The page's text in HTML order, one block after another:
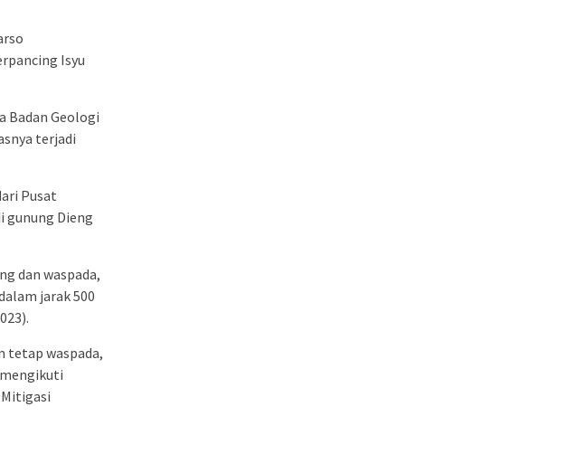
Isyu
Badan Geologi
terjadi
Pusat
gunung Dieng
dan waspada,
jarak 500
tetap waspada,